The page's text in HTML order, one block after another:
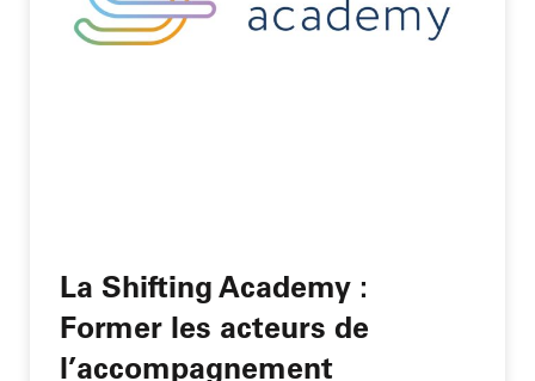
La Shifting Academy :
Former les acteurs de
l’accompagnement